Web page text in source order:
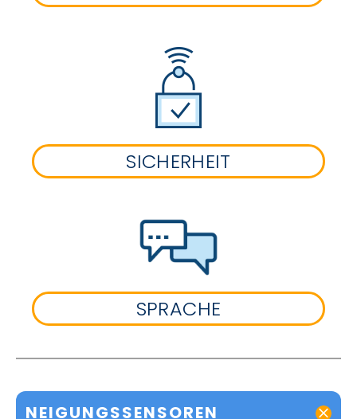
SICHERHEIT
SPRACHE
NEIGUNGSSENSOREN